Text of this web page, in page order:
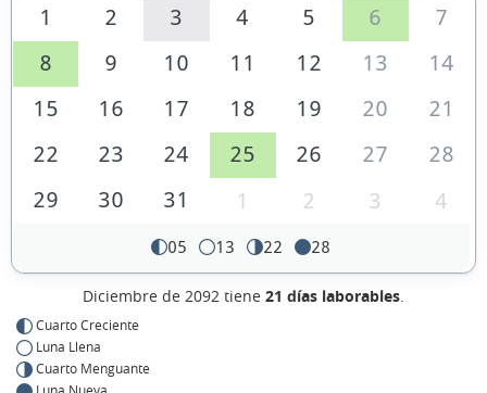
España
1 2 3 4 5 6
7
8
9 10 11 12 13
14
15
16 17 18 19 20
21
22
23 24 25 26 27
28
29
30 31 1 2 3 4
05 13 22 28
Diciembre de 2092 tiene 21 días laborables.
Cuarto Creciente
Luna Llena
Cuarto Menguante